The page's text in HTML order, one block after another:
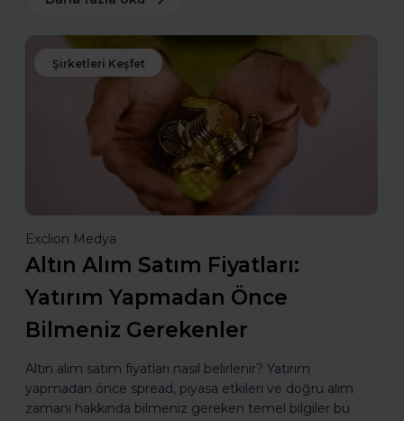
Şirketleri Keşfet
Exclion Medya
Altın Alım Satım Fiyatları:
Yatırım Yapmadan Önce
Bilmeniz Gerekenler
Altın alım satım fiyatları nasıl belirlenir? Yatırım
yapmadan önce spread, piyasa etkileri ve doğru alım
zamanı hakkında bilmeniz gereken temel bilgiler bu